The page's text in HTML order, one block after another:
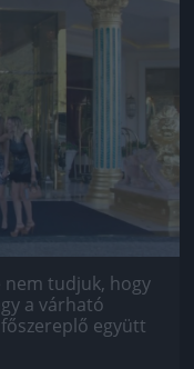
nem tudjuk, hogy
a várható
együtt